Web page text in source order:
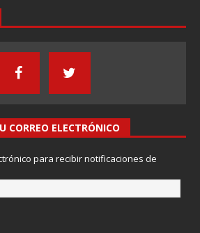
CORREO ELECTRÓNICO
para recibir notificaciones de